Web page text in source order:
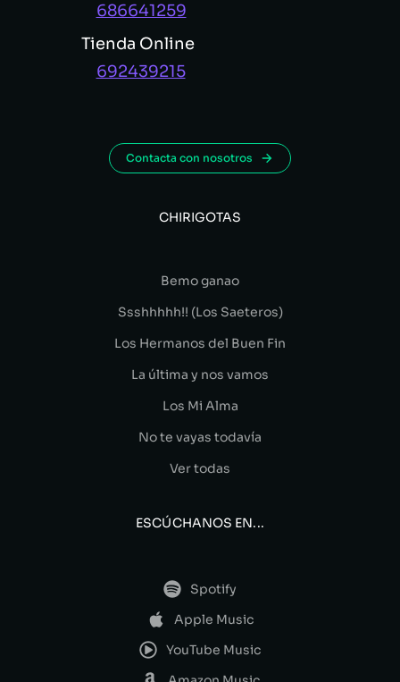
686641259
Tienda Online
692439215
Contacta con nosotros
CHIRIGOTAS
Bemo ganao
Ssshhhhh!! (Los Saeteros)
Los Hermanos del Buen Fin
La última y nos vamos
Los Mi Alma
No te vayas todavía
Ver todas
ESCÚCHANOS EN...
Spotify
Apple Music
YouTube Music